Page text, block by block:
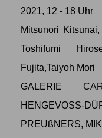
2021, 12 - 18 Uhr
Mitsunori
Toshifumi
Fujita,Taiyoh Mori
GALERIE
HENGEVOSS-
PREUßNERS,